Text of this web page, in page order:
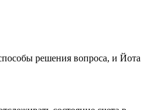
решения вопроса, и Йота